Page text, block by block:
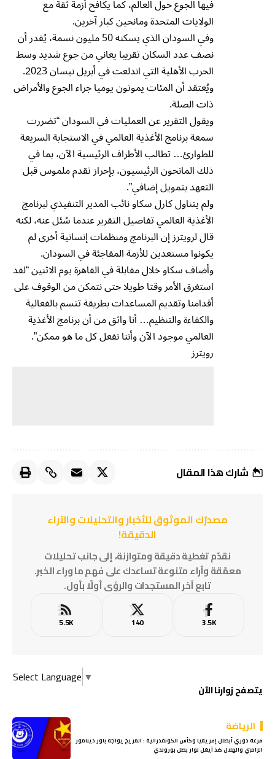
‬الولايات المتحدة ومانحين كبار آخرين.
وفي السودان الذي يسكنه 50 مليون نسمة، يُقدر أن
نصف عدد السكان تقريبا يعاني من جوع شديد وسط
الحرب الأهلية التي اندلعت في أبريل نيسان 2023.
ويُعتقد أن المئات يموتون يوميا جراء الجوع والأمراض
ذات الصلة.
ويقول التقرير عن العمليات في السودان “تضررت
سمعة برنامج الأغذية العالمي في الاستجابة السريعة
للطوارئ… تطالب الأطراف الرئيسية الآن، بما في
ذلك المانحون الرئيسيون، بإحراز تقدم ملموس قبل
التعهد بتمويل إضافي”.
ولم يتناول كارل سكاو نائب المدير التنفيذي لبرنامج
الأغذية العالمي تفاصيل التقرير عندما سُئل عنه، لكنه
قال لرويترز إن البرنامج ومنظمات إنسانية أخرى لم
يكونوا مستعدين للأزمة المفاجئة في السودان.
وأضاف سكاو خلال مقابلة في القاهرة يوم الاثنين “لقد
استغرق الأمر وقتا طويلا حتى نتمكن من الوقوف على
أقدامنا وتقديم المساعدات بطريقة تتسم بالفعالية
والكفاءة والتنظيم… أنا واثق من أن برنامج الأغذية
العالمي موجود الآن وأننا نفعل كل ما هو ممكن”.
رويترز
شارك هذا المقال
مصدرُك الموثوق للأخبار والتحليلات والآراء
الدقيقة!
نقدّم تغطية دقيقة ومتوازنة، إلى جانب تحليلات
معمّقة وآراء متنوعة تساعدك على فهم ما وراء الخبر.
تابع آخر المستجدات والرؤى أولًا بأول.
3.5K
140
5.5K
Select Language ▼
يتصفح زوارنا الآن
الرياضة
قرعة دوري أبطال إفريقيا وكأس الكونفدرالية : المريخ يواجه باور ديناموز
الزامبي والهلال ضد آيغل نوار بطل بوروندي